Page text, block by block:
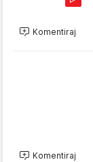
Komentiraj
Komentiraj